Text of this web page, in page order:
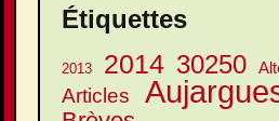
Étiquettes
2013 2014 30250
Articles